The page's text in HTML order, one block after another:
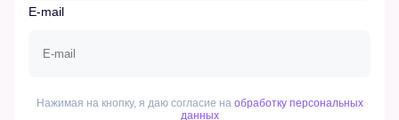
E-mail
Нажимая на кнопку, я даю согласие на обработку персональных
данных